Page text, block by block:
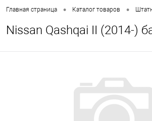
Главная страница • Каталог товаров •
Nissan Qashqai II (2014-)